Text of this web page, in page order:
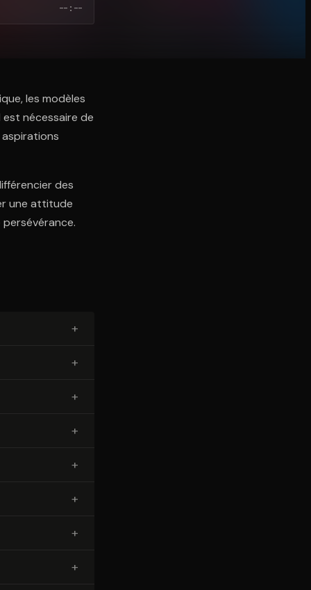
--:--
les modèles
nécessaire de
des
une attitude
+
+
+
+
+
+
+
+